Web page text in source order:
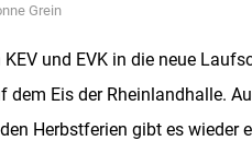
Grein
und EVK in die neue
Eis der Rheinlandhalle.
Herbstferien gibt es